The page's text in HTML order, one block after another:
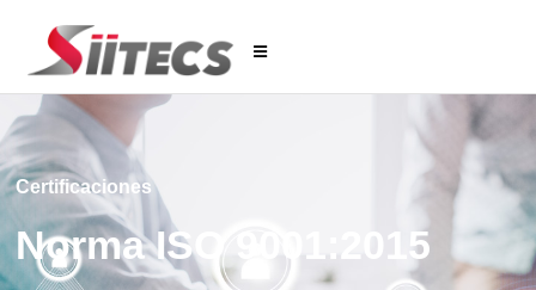
Certificaciones
Norma ISO 9001:2015